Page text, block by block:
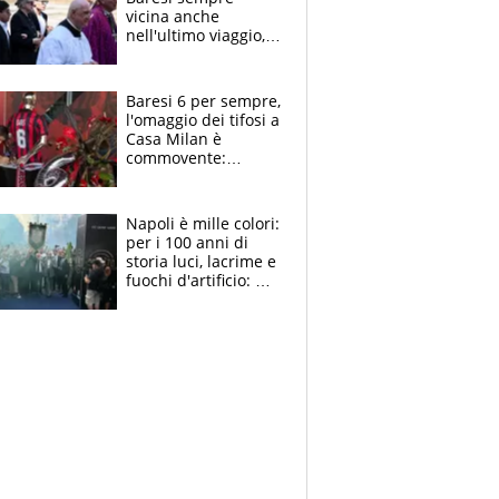
vicina anche
nell'ultimo viaggio,
circondati
dall'affetto dei tifosi
Baresi 6 per sempre,
l'omaggio dei tifosi a
Casa Milan è
commovente:
bigliettini
Napoli è mille colori:
per i 100 anni di
storia luci, lacrime e
fuochi d'artificio: De